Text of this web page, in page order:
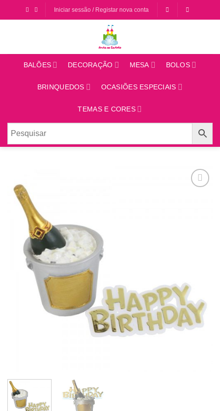
Iniciar sessão / Registar nova conta
BALÕES DECORAÇÃO MESA BOLOS
BRINQUEDOS OCASIÕES ESPECIAIS
TEMAS E CORES